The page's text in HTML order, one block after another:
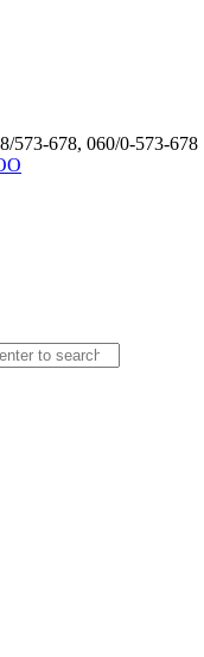
573-678, 060/0-573-678